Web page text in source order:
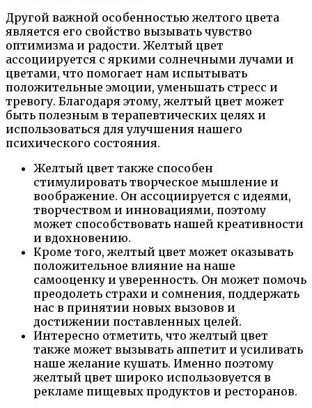
Другой важной особенностью желтого цвета
является его свойство вызывать чувство
оптимизма и радости. Желтый цвет
ассоциируется с яркими солнечными лучами и
цветами, что помогает нам испытывать
положительные эмоции, уменьшать стресс и
тревогу. Благодаря этому, желтый цвет может
быть полезным в терапевтических целях и
использоваться для улучшения нашего
психического состояния.
Желтый цвет также способен
стимулировать творческое мышление и
воображение. Он ассоциируется с идеями,
творчеством и инновациями, поэтому
может способствовать нашей креативности
и вдохновению.
Кроме того, желтый цвет может оказывать
положительное влияние на наше
самооценку и уверенность. Он может помочь
преодолеть страхи и сомнения, поддержать
нас в принятии новых вызовов и
достижении поставленных целей.
Интересно отметить, что желтый цвет
также может вызывать аппетит и усиливать
наше желание кушать. Именно поэтому
желтый цвет широко использовуется в
рекламе пищевых продуктов и ресторанов.